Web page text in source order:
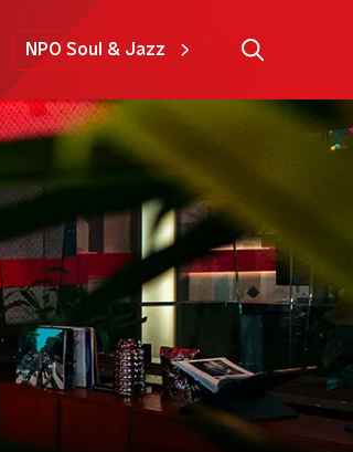
NPO Soul & Jazz